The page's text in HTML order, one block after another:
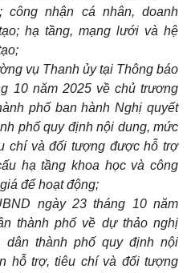
công nhận cá nhân, doanh
hạ tầng, mạng lưới và hệ
vụ Thanh ủy tại Thông báo
10 năm 2025 về chủ trương
phố ban hành Nghị quyết
phố quy định nội dung, mức
chí và đối tượng được hỗ trợ
hạ tầng khoa học và công
để hoạt động;
ngày 23 tháng 10 năm
thành phố về dự thảo nghị
dân thành phố quy định nội
hỗ trợ, tiêu chí và đối tượng